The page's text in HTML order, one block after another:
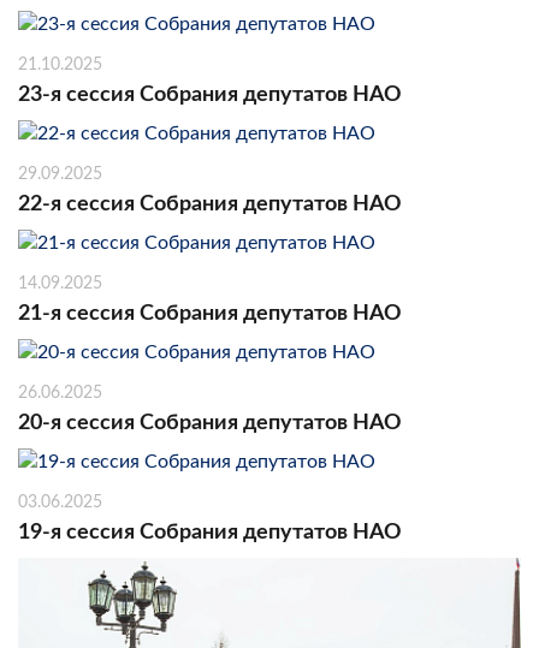
21.10.2025
23-я сессия Собрания депутатов НАО
29.09.2025
22-я сессия Собрания депутатов НАО
14.09.2025
21-я сессия Собрания депутатов НАО
26.06.2025
20-я сессия Собрания депутатов НАО
03.06.2025
19-я сессия Собрания депутатов НАО